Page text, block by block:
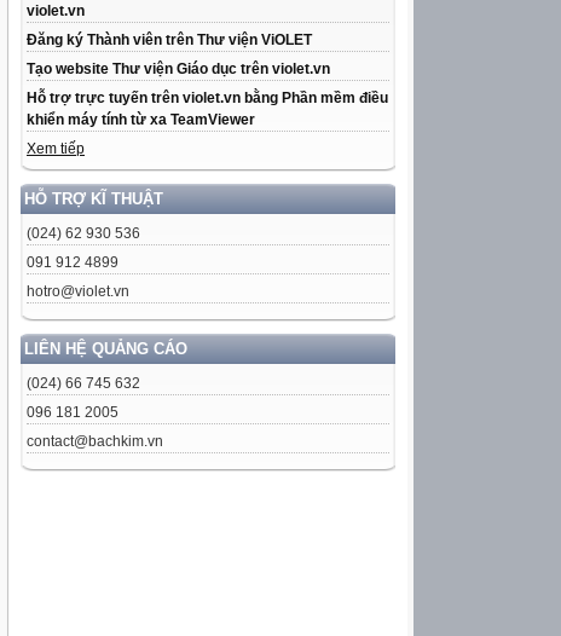
violet.vn
Đăng ký Thành viên trên Thư viện ViOLET
Tạo website Thư viện Giáo dục trên violet.vn
Hỗ trợ trực tuyến trên violet.vn bằng Phần mềm điều
khiển máy tính từ xa TeamViewer
Xem tiếp
HỖ TRỢ KĨ THUẬT
(024) 62 930 536
091 912 4899
hotro@violet.vn
LIÊN HỆ QUẢNG CÁO
(024) 66 745 632
096 181 2005
contact@bachkim.vn